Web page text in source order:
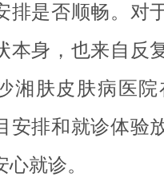
排是否顺畅。对
本身，也来自反
湘肤皮肤病医
安排和就诊体验
就诊。